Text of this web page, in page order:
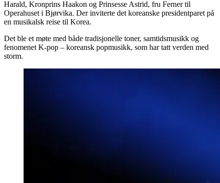
Harald, Kronprins Haakon og Prinsesse Astrid, fru Ferner til
Operahuset i Bjørvika. Der inviterte det koreanske presidentparet på
en musikalsk reise til Korea.
Det ble et møte med både tradisjonelle toner, samtidsmusikk og
fenomenet K-pop – koreansk popmusikk, som har tatt verden med
storm.